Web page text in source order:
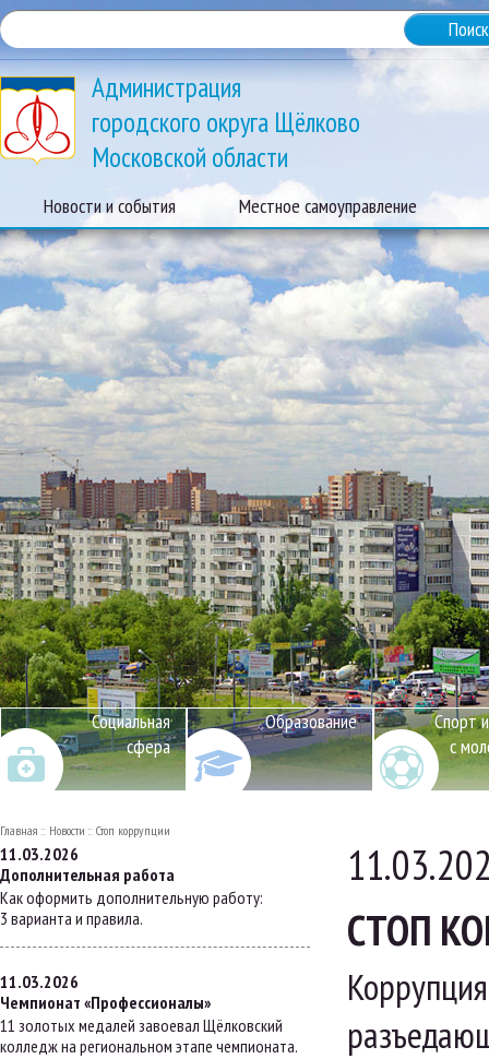
Администрация
городского округа Щёлково
Московской области
Новости и события Местное самоуправление
Социальная
сфера
Образование
Спорт
с
Главная Новости Стоп коррупции
11.03.2026
Дополнительная работа
Как оформить дополнительную работу:
3 варианта и правила.
11.03.2026
Чемпионат «Профессионалы»
11 золотых медалей завоевал Щёлковский
колледж на региональном этапе чемпионата.
СТОП